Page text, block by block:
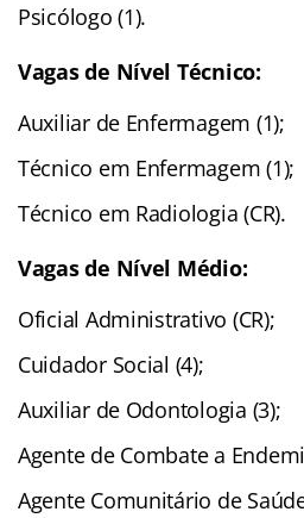
Psicólogo (1).
Vagas de Nível Técnico:
Auxiliar de Enfermagem (1);
Técnico em Enfermagem (1);
Técnico em Radiologia (CR).
Vagas de Nível Médio:
Oficial Administrativo (CR);
Cuidador Social (4);
Auxiliar de Odontologia (3);
Agente de Combate a
Agente Comunitário de